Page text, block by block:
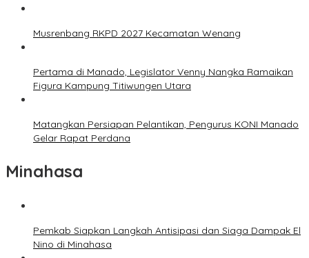
Musrenbang RKPD 2027 Kecamatan Wenang
Pertama di Manado, Legislator Venny Nangka Ramaikan
Figura Kampung Titiwungen Utara
Matangkan Persiapan Pelantikan, Pengurus KONI Manado
Gelar Rapat Perdana
Minahasa
Pemkab Siapkan Langkah Antisipasi dan Siaga Dampak El
Nino di Minahasa